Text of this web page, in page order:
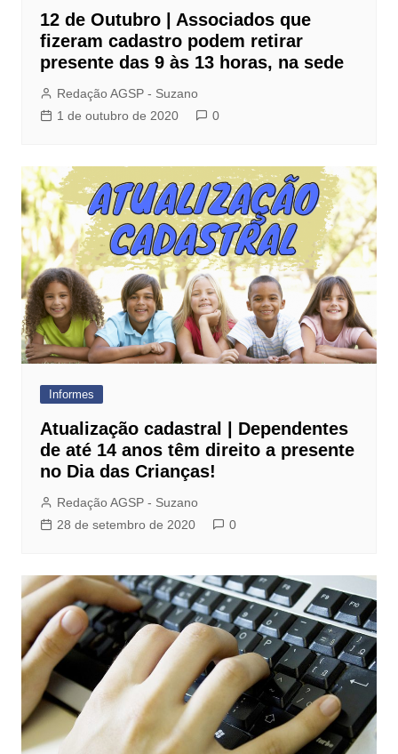
12 de Outubro | Associados que
fizeram cadastro podem retirar
presente das 9 às 13 horas, na sede
Redação AGSP - Suzano
1 de outubro de 2020
0
Informes
Atualização cadastral | Dependentes
de até 14 anos têm direito a presente
no Dia das Crianças!
Redação AGSP - Suzano
28 de setembro de 2020
0